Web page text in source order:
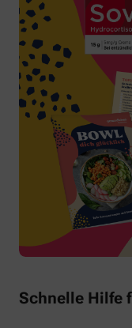
Schnelle Hilfe